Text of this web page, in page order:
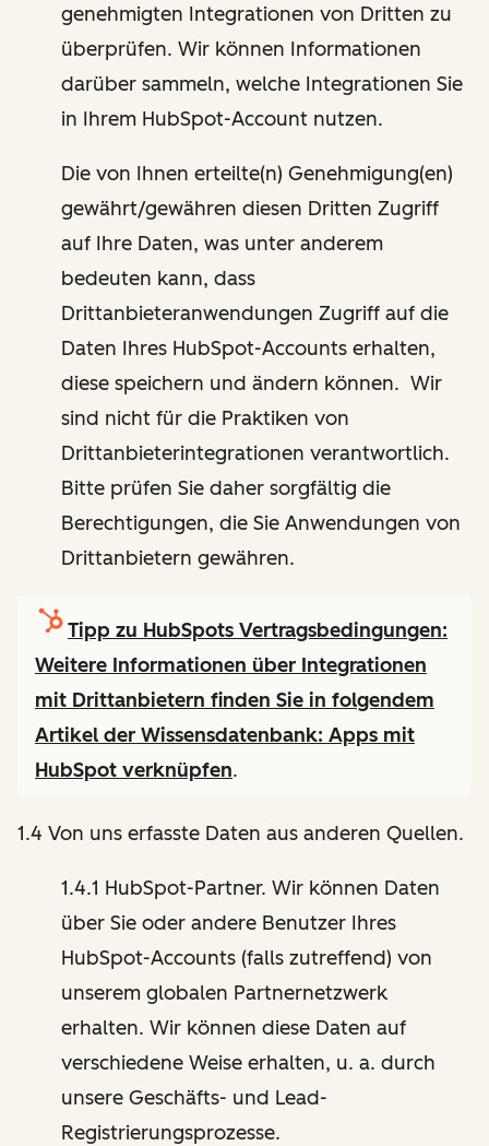
genehmigten Integrationen von Dritten zu
überprüfen. Wir können Informationen
darüber sammeln, welche Integrationen Sie
in Ihrem HubSpot-Account nutzen.
Die von Ihnen erteilte(n) Genehmigung(en)
gewährt/gewähren diesen Dritten Zugriff
auf Ihre Daten, was unter anderem
bedeuten kann, dass
Drittanbieteranwendungen Zugriff auf die
Daten Ihres HubSpot-Accounts erhalten,
diese speichern und ändern können. Wir
sind nicht für die Praktiken von
Drittanbieterintegrationen verantwortlich.
Bitte prüfen Sie daher sorgfältig die
Berechtigungen, die Sie Anwendungen von
Drittanbietern gewähren.
Tipp zu HubSpots Vertragsbedingungen:
Weitere Informationen über Integrationen
mit Drittanbietern finden Sie in folgendem
Artikel der Wissensdatenbank: Apps mit
HubSpot verknüpfen.
1.4 Von uns erfasste Daten aus anderen Quellen.
1.4.1 HubSpot-Partner. Wir können Daten
über Sie oder andere Benutzer Ihres
HubSpot-Accounts (falls zutreffend) von
unserem globalen Partnernetzwerk
erhalten. Wir können diese Daten auf
verschiedene Weise erhalten, u. a. durch
unsere Geschäfts- und Lead-
Registrierungsprozesse.